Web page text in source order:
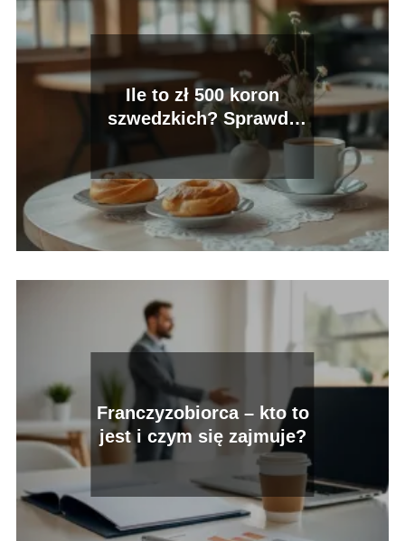
Ile to zł 500 koron
szwedzkich? Sprawdź
aktualny kurs!
Franczyzobiorca – kto to
jest i czym się zajmuje?